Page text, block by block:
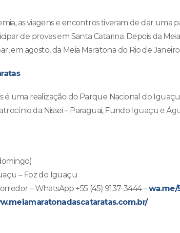
as viagens e encontros tiveram de dar uma
de provas em Santa Catarina. Depois da
em agosto, da Meia Maratona do Rio de Janeiro.
é uma realização do Parque Nacional do
da Nissei – Paraguai, Fundo Iguaçu e
– Foz do Iguaçu
– WhatsApp +55 (45) 9137-3444 –wa.me/